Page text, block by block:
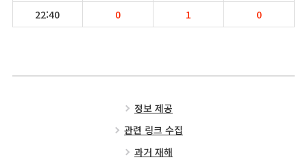
22:40
0 1 0
정보 제공
관련 링크 수집
과거 재해